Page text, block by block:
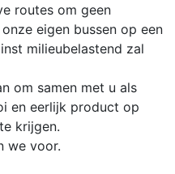
routes om geen
eigen bussen op een
milieubelastend zal
om samen met u als
en eerlijk product op
krijgen.
we voor.